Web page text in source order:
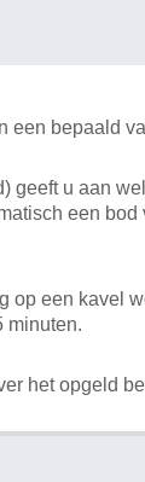
een bepaald
geeft u aan
een
op een kavel
minuten.
het opgeld